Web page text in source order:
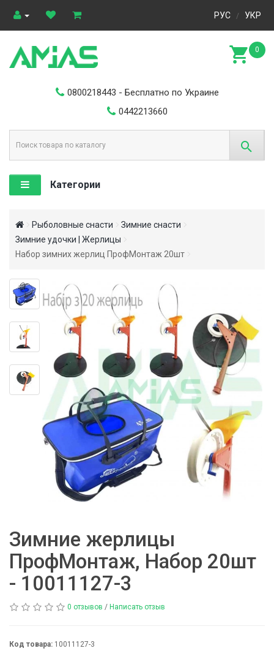
РУС / УКР
0800218443 - Бесплатно по Украине
0442213660
Категории
0
Рыболовные снасти
Зимние снасти
Зимние удочки | Жерлицы
Набор зимних жерлиц ПрофМонтаж 20шт
Зимние жерлицы
ПрофМонтаж, Набор 20шт
- 10011127-3
0 отзывов / Написать отзыв
Код товара: 10011127-3